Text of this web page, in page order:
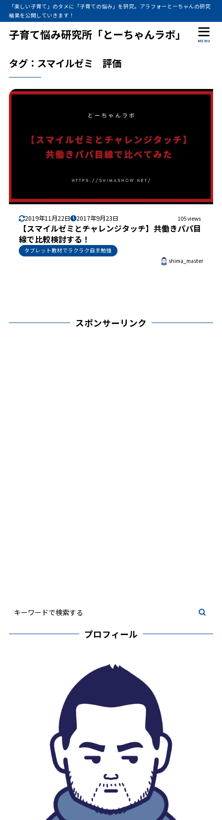
「楽しい子育て」のタメに「子育ての悩み」を研究。アラフォーとーちゃんの研究
結果を公開していきます！
子育て悩み研究所「とーちゃんラボ」 MENU
タグ：スマイルゼミ 評価
2019年11月22日 2017年9月23日 105 views
【スマイルゼミとチャレンジタッチ】共働きパパ目
線で比較検討する！
タブレット教材でラクラク自主勉強
shima_master
スポンサーリンク
プロフィール